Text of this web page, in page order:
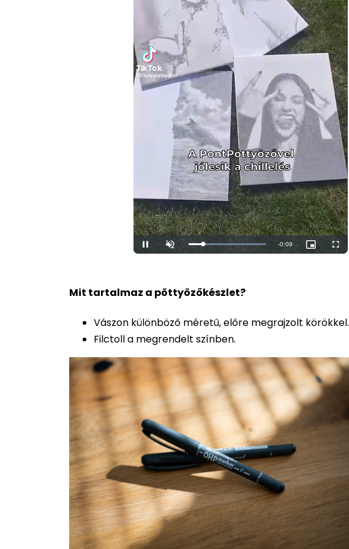
Unmute Loaded:
100.00%
Mit tartalmaz a pöttyözőkészlet?
Vászon különböző méretű, előre megrajzolt körökkel.
Filctoll a megrendelt színben.